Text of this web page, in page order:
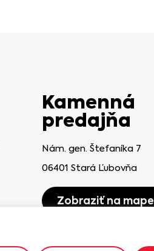
Kamenná
predajňa
Nám. gen. Štefaníka 7
06401 Stará Ľubovňa
Zobraziť na mape